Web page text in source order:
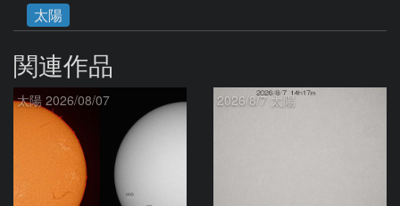
太陽
関連作品
太陽 2026/08/07 2026/8/7 太陽